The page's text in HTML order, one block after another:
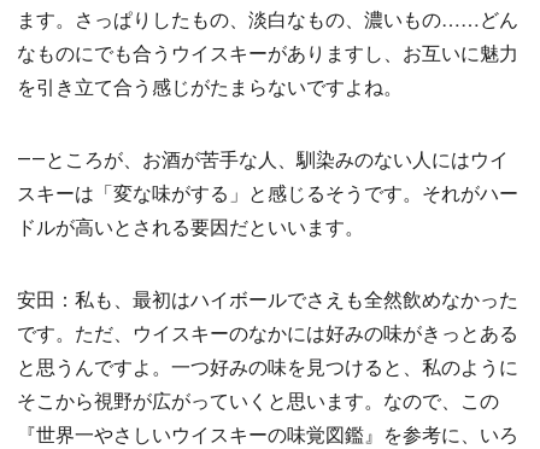
ます。さっぱりしたもの、淡白なもの、濃いもの……どん
なものにでも合うウイスキーがありますし、お互いに魅力
を引き立て合う感じがたまらないですよね。
――ところが、お酒が苦手な人、馴染みのない人にはウイ
スキーは「変な味がする」と感じるそうです。それがハー
ドルが高いとされる要因だといいます。
安田：私も、最初はハイボールでさえも全然飲めなかった
です。ただ、ウイスキーのなかには好みの味がきっとある
と思うんですよ。一つ好みの味を見つけると、私のように
そこから視野が広がっていくと思います。なので、この
『世界一やさしいウイスキーの味覚図鑑』を参考に、いろ